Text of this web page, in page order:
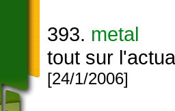
393. metal
tout sur
[24/1/2006]